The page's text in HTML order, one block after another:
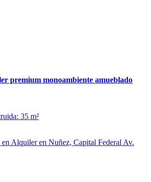
premium monoambiente amueblado
35 m²